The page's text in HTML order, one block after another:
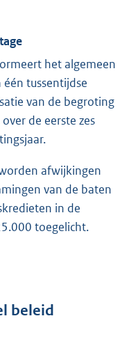
het algemeen
tussentijdse
van de begroting
de eerste zes
afwijkingen
van de baten
in de
toegelicht.
beleid